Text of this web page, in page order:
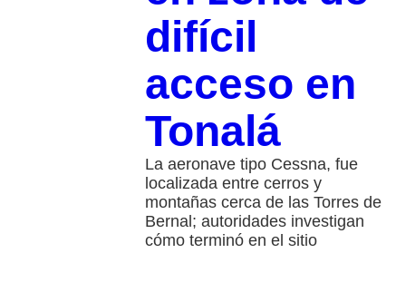
difícil
acceso en
Tonalá
La aeronave tipo Cessna, fue
localizada entre cerros y
montañas cerca de las Torres de
Bernal; autoridades investigan
cómo terminó en el sitio